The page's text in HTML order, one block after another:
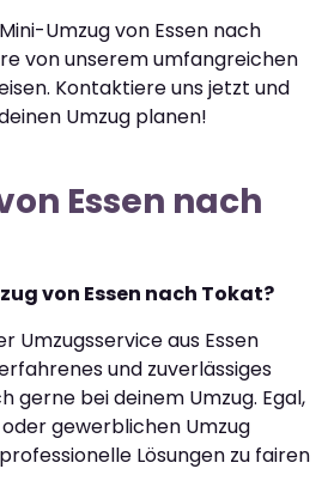
Umzug von Essen nach
von unserem umfangreichen
Kontaktiere uns jetzt und
Umzug planen!
Essen nach
von Essen nach Tokat?
Umzugsservice aus Essen
und zuverlässiges
gerne bei deinem Umzug. Egal,
gewerblichen Umzug
Lösungen zu fairen